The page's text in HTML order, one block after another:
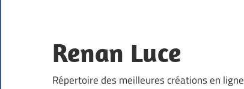
content
Renan Luce
Répertoire des meilleures créations en ligne